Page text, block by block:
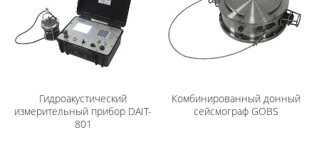
Гидроакустический
измерительный прибор DAIT-
801
Комбинированный донный
сейсмограф GOBS